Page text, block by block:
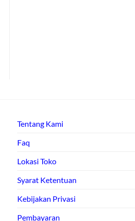
Tentang Kami
Faq
Lokasi Toko
Syarat Ketentuan
Kebijakan Privasi
Pembayaran